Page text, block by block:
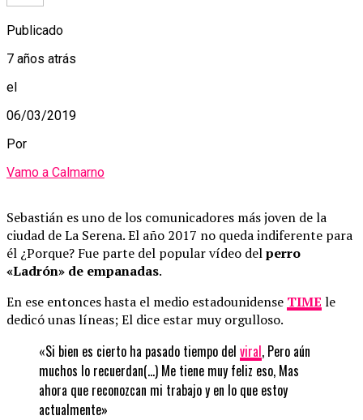
Publicado
7 años atrás
el
06/03/2019
Por
Vamo a Calmarno
Sebastián es uno de los comunicadores más joven de la
ciudad de La Serena. El año 2017 no queda indiferente para
él ¿Porque? Fue parte del popular vídeo delperro
«Ladrón» de empanadas.
En ese entonces hasta el medio estadounidense TIME le
dedicó unas líneas; El dice estar muy orgulloso.
«Si bien es cierto ha pasado tiempo del viral, Pero aún
muchos lo recuerdan(…) Me tiene muy feliz eso, Mas
ahora que reconozcan mi trabajo y en lo que estoy
actualmente»